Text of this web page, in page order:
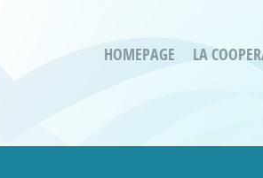
HOMEPAGE LA